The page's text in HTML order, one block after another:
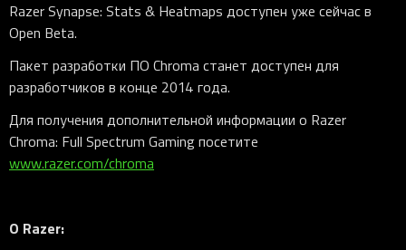
Razer Synapse: Stats & Heatmaps доступен уже сейчас в
Open Beta.
Пакет разработки ПО Chroma станет доступен для
разработчиков в конце 2014 года.
Для получения дополнительной информации о Razer
Chroma: Full Spectrum Gaming посетите
www.razer.com/chroma
О Razer: